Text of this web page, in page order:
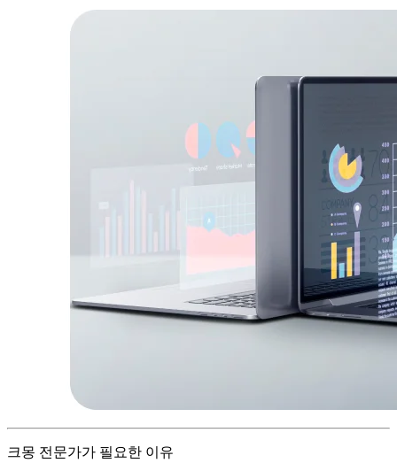
크몽 전문가가 필요한 이유